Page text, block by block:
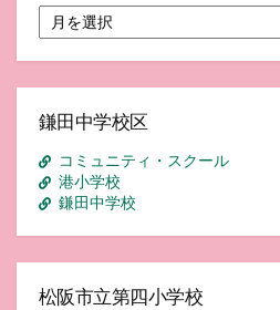
別
ア
イ
鎌田中学校区
コミュニティ・スクール
港小学校
鎌田中学校
松阪市立第四小学校